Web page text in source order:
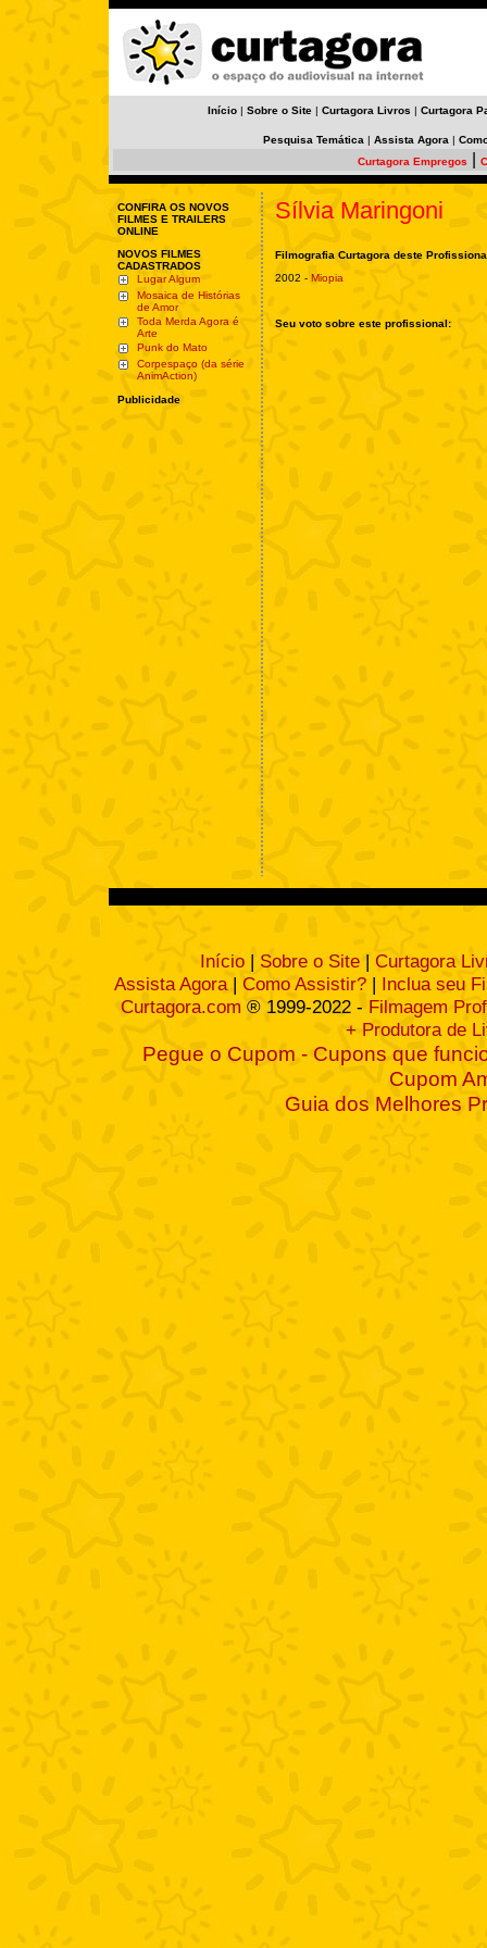
Início | Sobre o Site | Curtagora Livros | Curtagora
Pesquisa Temática | Assista Agora |
Curtagora Empregos
CONFIRA OS NOVOS
FILMES E TRAILERS
ONLINE
NOVOS FILMES
CADASTRADOS
Lugar Algum
Mosaica de Histórias
de Amor
Toda Merda Agora é
Arte
Punk do Mato
Corpespaço (da série
AnimAction)
Publicidade
Sílvia Maringoni
Filmografia Curtagora deste
2002 - Miopia
Seu voto sobre este profissional:
Início | Sobre o Site | Curtagora
Assista Agora| Como Assistir? | Inclua seu
Curtagora.com ® 1999-2022 - Filmagem
+ Produtora de
Pegue o Cupom - Cupons que
Cupom
Guia dos Melhores